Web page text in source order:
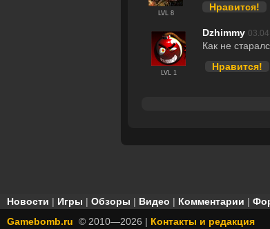
LVL 8
Нравится!
LVL 1
Dzhimmy
Как не
Нравится!
Новости | Игры | Обзоры | Видео | Комментарии |
Gamebomb.ru © 2010—2026 | Контакты и редакция